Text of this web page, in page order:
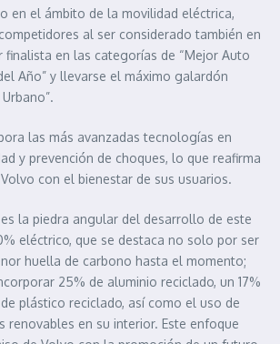
en el ámbito de la movilidad eléctrica,
al ser considerado también en
finalista en las categorías de “Mejor Auto
Año” y llevarse el máximo galardón
las más avanzadas tecnologías en
y prevención de choques, lo que reafirma
con el bienestar de sus usuarios.
la piedra angular del desarrollo de este
eléctrico, que se destaca no solo por ser
huella de carbono hasta el momento;
25% de aluminio reciclado, un 17%
plástico reciclado, así como el uso de
renovables en su interior. Este enfoque